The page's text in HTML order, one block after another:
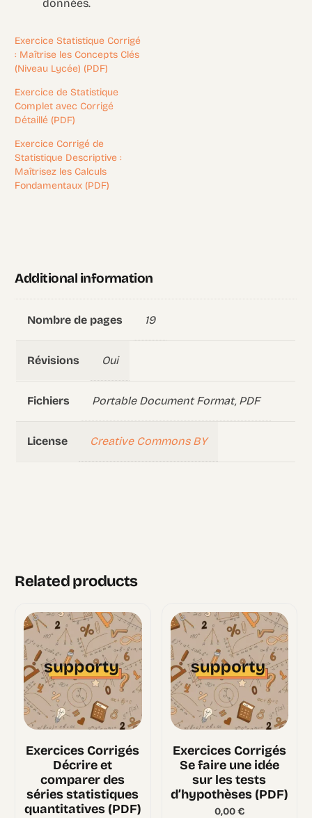
données.
Exercice Statistique Corrigé
: Maîtrise les Concepts Clés
(Niveau Lycée) (PDF)
Exercice de Statistique
Complet avec Corrigé
Détaillé (PDF)
Exercice Corrigé de
Statistique Descriptive :
Maîtrisez les Calculs
Fondamentaux (PDF)
Additional information
Nombre de pages 19
Révisions Oui
Fichiers Portable Document Format, PDF
License Creative Commons BY
Related products
Exercices Corrigés
Décrire et
comparer des
séries statistiques
quantitatives (PDF)
Exercices Corrigés
Se faire une idée
sur les tests
d’hypothèses (PDF)
0,00€